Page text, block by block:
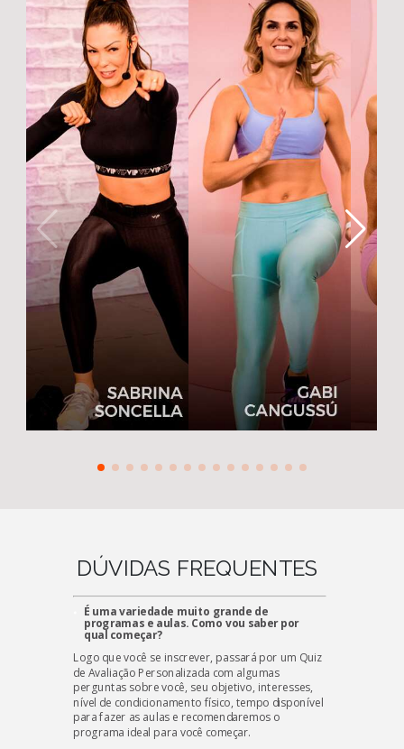
DÚVIDAS FREQUENTES
É uma variedade muito grande de
programas e aulas. Como vou saber por
qual começar?
Logo que você se inscrever, passará por um Quiz
de Avaliação Personalizada com algumas
perguntas sobre você, seu objetivo, interesses,
nível de condicionamento físico, tempo disponível
para fazer as aulas e recomendaremos o
programa ideal para você começar.